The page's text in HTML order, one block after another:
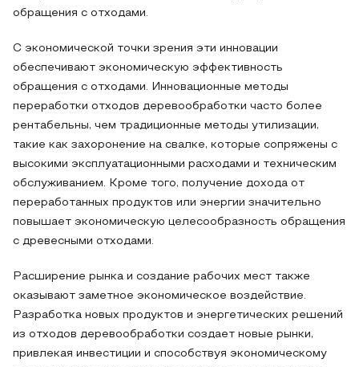
обращения с отходами.
С экономической точки зрения эти инновации
обеспечивают экономическую эффективность
обращения с отходами. Инновационные методы
переработки отходов деревообработки часто более
рентабельны, чем традиционные методы утилизации,
такие как захоронение на свалке, которые сопряжены с
высокими эксплуатационными расходами и техническим
обслуживанием. Кроме того, получение дохода от
переработанных продуктов или энергии значительно
повышает экономическую целесообразность обращения
с древесными отходами.
Расширение рынка и создание рабочих мест также
оказывают заметное экономическое воздействие.
Разработка новых продуктов и энергетических решений
из отходов деревообработки создает новые рынки,
привлекая инвестиции и способствуя экономическому